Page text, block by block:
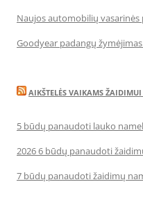
Naujos automobilių
Goodyear padangų
AIKŠTELĖS VAIKAMS
5 būdų panaudoti lauko
2026 6 būdų panaudoti
7 būdų panaudoti žaidimų